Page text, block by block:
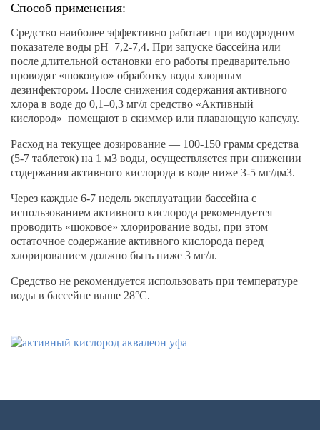
Способ применения:
Средство наиболее эффективно работает при водородном
показателе воды рН 7,2-7,4. При запуске бассейна или
после длительной остановки его работы предварительно
проводят «шоковую» обработку воды хлорным
дезинфектором. После снижения содержания активного
хлора в воде до 0,1–0,3 мг/л средство «Активный
кислород» помещают в скиммер или плавающую капсулу.
Расход на текущее дозирование — 100-150 грамм средства
(5-7 таблеток) на 1 м3 воды, осуществляется при снижении
содержания активного кислорода в воде ниже 3-5 мг/дм3.
Через каждые 6-7 недель эксплуатации бассейна с
использованием активного кислорода рекомендуется
проводить «шоковое» хлорирование воды, при этом
остаточное содержание активного кислорода перед
хлорированием должно быть ниже 3 мг/л.
Средство не рекомендуется использовать при температуре
воды в бассейне выше 28°С.